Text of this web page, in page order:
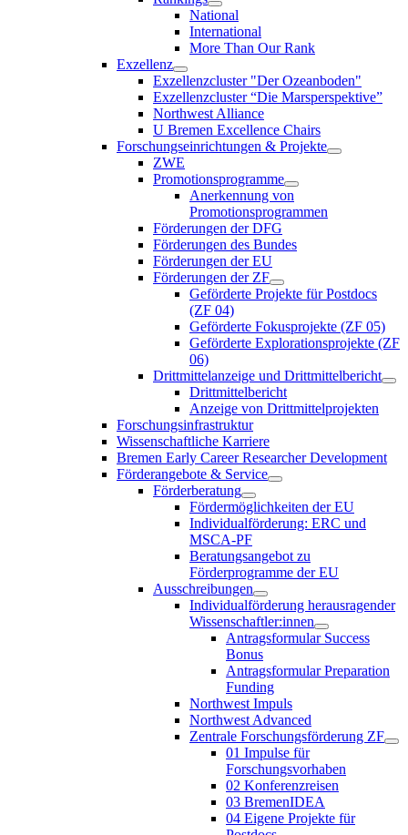
National
International
More Than Our Rank
Exzellenz
Exzellenzcluster "Der Ozeanboden"
Exzellenzcluster “Die Marsperspektive”
Northwest Alliance
U Bremen Excellence Chairs
Forschungseinrichtungen & Projekte
ZWE
Promotionsprogramme
Anerkennung von
Promotionsprogrammen
Förderungen der DFG
Förderungen des Bundes
Förderungen der EU
Förderungen der ZF
Geförderte Projekte für Postdocs
(ZF 04)
Geförderte Fokusprojekte (ZF 05)
Geförderte Explorationsprojekte (ZF
06)
Drittmittelanzeige und Drittmittelbericht
Drittmittelbericht
Anzeige von Drittmittelprojekten
Forschungsinfrastruktur
Wissenschaftliche Karriere
Bremen Early Career Researcher Development
Förderangebote & Service
Förderberatung
Fördermöglichkeiten der EU
Individualförderung: ERC und
MSCA-PF
Beratungsangebot zu
Förderprogramme der EU
Ausschreibungen
Individualförderung herausragender
Wissenschaftler:innen
Antragsformular Success
Bonus
Antragsformular Preparation
Funding
Northwest Impuls
Northwest Advanced
Zentrale Forschungsförderung ZF
01 Impulse für
Forschungsvorhaben
02 Konferenzreisen
03 BremenIDEA
04 Eigene Projekte für